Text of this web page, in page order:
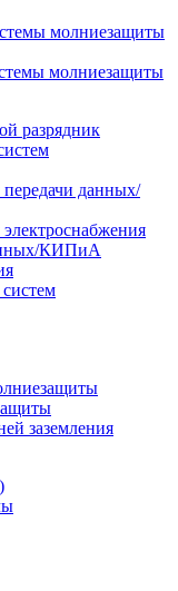
молниезащиты
молниезащиты
разрядник
данных/
КИПиА
заземления